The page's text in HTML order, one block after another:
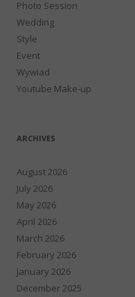
Photo Session
Wedding
Style
Event
Wywiad
Youtube Make-up
ARCHIVES
August 2026
July 2026
May 2026
April 2026
March 2026
February 2026
January 2026
December 2025